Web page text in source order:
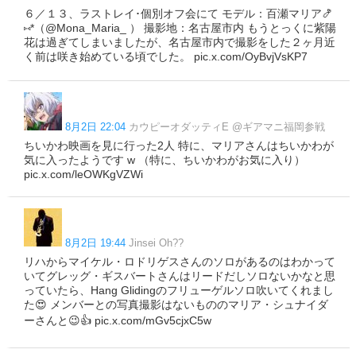
６／１３、ラストレイ･個別オフ会にて モデル：百瀬マリア🍤
⑅*（@Mona_Maria_ ） 撮影地：名古屋市内 もうとっくに紫陽
花は過ぎてしまいましたが、名古屋市内で撮影をした２ヶ月近
く前は咲き始めている頃でした。 pic.x.com/OyBvjVsKP7
8月2日 22:04 カウピーオダッティE @ギアマニ福岡参戦
ちいかわ映画を見に行った2人 特に、マリアさんはちいかわが
気に入ったようです w （特に、ちいかわがお気に入り）
pic.x.com/leOWKgVZWi
8月2日 19:44 Jinsei Oh??
リハからマイケル・ロドリゲスさんのソロがあるのはわかって
いてグレッグ・ギスバートさんはリードだしソロないかなと思
っていたら、Hang Glidingのフリューゲルソロ吹いてくれまし
た😍 メンバーとの写真撮影はないもののマリア・シュナイダ
ーさんと😉👍 pic.x.com/mGv5cjxC5w